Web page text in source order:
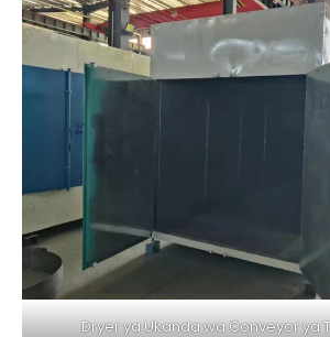
Dryer ya Ukanda wa Conveyor ya